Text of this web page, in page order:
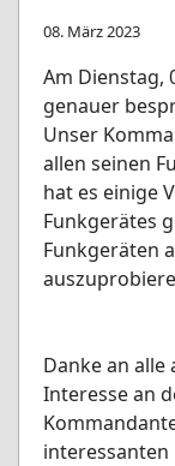
08. März 2023
Am Dienstag,
genauer
Unser
allen seinen
hat es einige
Funkgerätes
Funkgeräten
Danke an alle
Interesse an
interessanten